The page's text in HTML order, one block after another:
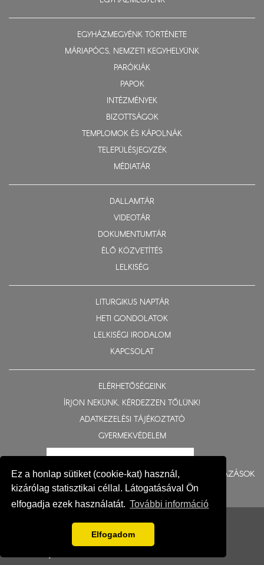
Ez a honlap sütiket (cookie-kat) használ,
kizárólag statisztikai céllal. Látogatásával Ön
elfogadja ezek használatát. További információ
Elfogadom
EGYHÁZMEGYÉNK TÖRTÉNETE
MÁRIAPÓCS, NEMZETI KEGYHELYÜNK
PARÓKIÁK
PAPOK
INTÉZMÉNYEK
BIZOTTSÁGOK
TEMPLOMOK ÉS KÁPOLNÁK
TELEPÜLÉSJEGYZÉK
MÉDIATÁR
DALLAMTÁR
VIDEOTÁR
DOKUMENTUMTÁR
ÉLŐ KÖZVETÍTÉS
LELKISÉG
LITURGIKUS NAPTÁR
HETI GONDOLATOK
LELKISÉGI IRODALOM
KAPCSOLAT
ELÉRHETŐSÉGEINK
ÍRJON NEKÜNK, KÉRDEZZEN TŐLÜNK!
ADATKEZELÉSI TÁJÉKOZTATÓ
GYERMEKVÉDELEM
BERUHÁZÁSOK
Impresszum
Fejlesztés: Gerner Attila, Zadubenszki Norbert